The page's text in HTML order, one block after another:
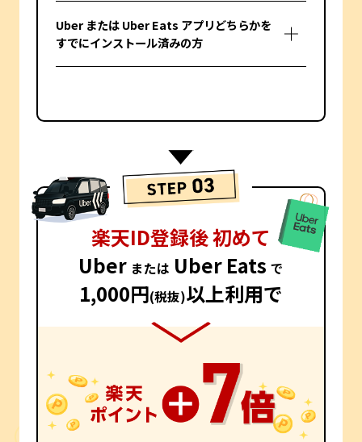
Uber または Uber Eats アプリどちらかを
すでにインストール済みの方
楽天ID登録後 初めて
Uber または Uber Eats で
1,000円(税抜)以上利用で